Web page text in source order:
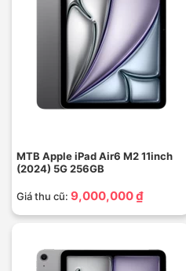
MTB Apple iPad Air6 M2 11inch
(2024) 5G 256GB
Giá thu cũ: 9,000,000 ₫